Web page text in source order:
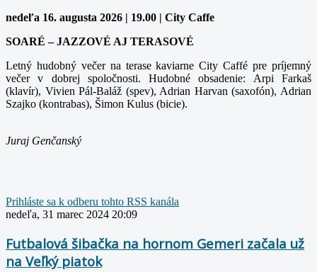
nedeľa 16. augusta 2026 | 19.00 | City Caffe
SOARÉ – JAZZOVÉ AJ TERASOVÉ
Letný hudobný večer na terase kaviarne City Caffé pre príjemný
večer v dobrej spoločnosti. Hudobné obsadenie: Arpi Farkaš
(klavír), Vivien Pál-Baláž (spev), Adrian Harvan (saxofón), Adrian
Szajko (kontrabas), Šimon Kulus (bicie).
Juraj Genčanský
Prihláste sa k odberu tohto RSS kanála
nedeľa, 31 marec 2024 20:09
Futbalová šibačka na hornom Gemeri začala už
na Veľký piatok